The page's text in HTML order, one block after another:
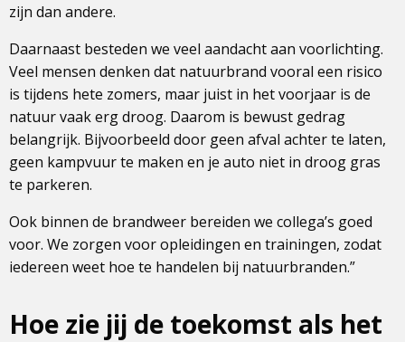
zijn dan andere.
Daarnaast besteden we veel aandacht aan voorlichting.
Veel mensen denken dat natuurbrand vooral een risico
is tijdens hete zomers, maar juist in het voorjaar is de
natuur vaak erg droog. Daarom is bewust gedrag
belangrijk. Bijvoorbeeld door geen afval achter te laten,
geen kampvuur te maken en je auto niet in droog gras
te parkeren.
Ook binnen de brandweer bereiden we collega’s goed
voor. We zorgen voor opleidingen en trainingen, zodat
iedereen weet hoe te handelen bij natuurbranden.”
Hoe zie jij de toekomst als het